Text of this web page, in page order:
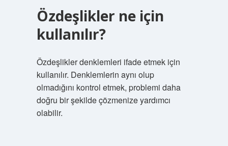
Özdeşlikler ne için
kullanılır?
Özdeşlikler denklemleri ifade etmek için
kullanılır. Denklemlerin aynı olup
olmadığını kontrol etmek, problemi daha
doğru bir şekilde çözmenize yardımcı
olabilir.